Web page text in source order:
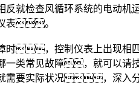
就检查风循环系统的电动
表。
，控制仪表上出现相
类常见故障，就可以请
要实际状况，深入